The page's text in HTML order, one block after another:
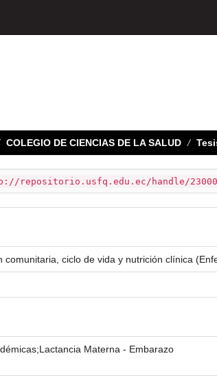
COLEGIO DE CIENCIAS DE LA SALUD
repositorio.usfq.edu.ec/handle/
ciclo de vida y nutrición clínica
Materna - Embarazo